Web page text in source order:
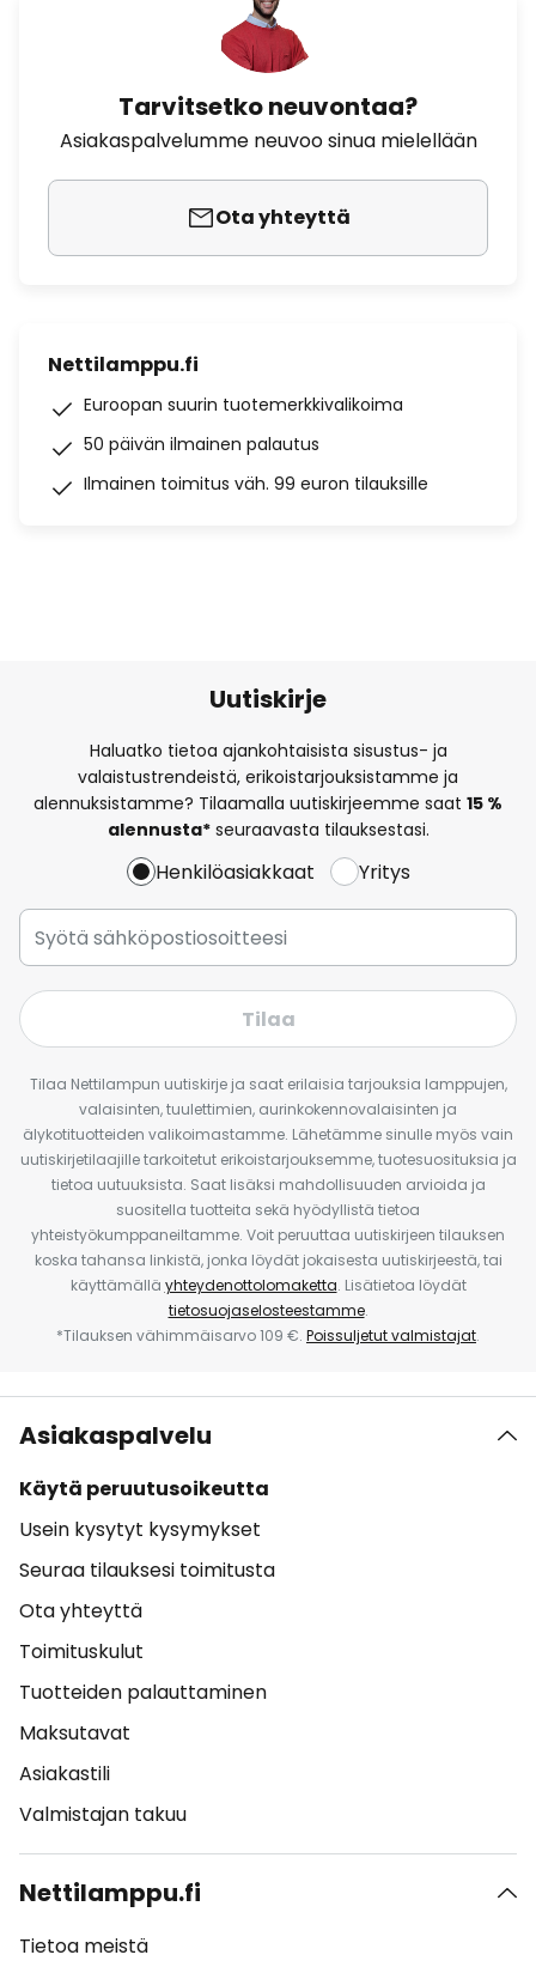
Tarvitsetko neuvontaa?
Asiakaspalvelumme neuvoo sinua mielellään
Ota yhteyttä
Nettilamppu.fi
Euroopan suurin tuotemerkkivalikoima
50 päivän ilmainen palautus
Ilmainen toimitus väh. 99 euron tilauksille
Uutiskirje
Haluatko tietoa ajankohtaisista sisustus- ja
valaistustrendeistä, erikoistarjouksistamme ja
alennuksistamme? Tilaamalla uutiskirjeemme saat 15 %
alennusta*seuraavasta tilauksestasi.
Henkilöasiakkaat Yritys
Tilaa
Tilaa Nettilampun uutiskirje ja saat erilaisia tarjouksia lamppujen,
valaisinten, tuulettimien, aurinkokennovalaisinten ja
älykotituotteiden valikoimastamme. Lähetämme sinulle myös vain
uutiskirjetilaajille tarkoitetut erikoistarjouksemme, tuotesuosituksia ja
tietoa uutuuksista. Saat lisäksi mahdollisuuden arvioida ja
suositella tuotteita sekä hyödyllistä tietoa
yhteistyökumppaneiltamme. Voit peruuttaa uutiskirjeen tilauksen
koska tahansa linkistä, jonka löydät jokaisesta uutiskirjeestä, tai
käyttämällä yhteydenottolomaketta. Lisätietoa löydät
tietosuojaselosteestamme.
*Tilauksen vähimmäisarvo 109 €. Poissuljetut valmistajat.
Asiakaspalvelu
Käytä peruutusoikeutta
Usein kysytyt kysymykset
Seuraa tilauksesi toimitusta
Ota yhteyttä
Toimituskulut
Tuotteiden palauttaminen
Maksutavat
Asiakastili
Valmistajan takuu
Nettilamppu.fi
Tietoa meistä